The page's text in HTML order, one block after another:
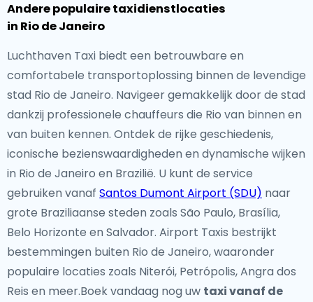
Andere populaire taxidienstlocaties
in Rio de Janeiro
Luchthaven Taxi biedt een betrouwbare en
comfortabele transportoplossing binnen de levendige
stad Rio de Janeiro. Navigeer gemakkelijk door de stad
dankzij professionele chauffeurs die Rio van binnen en
van buiten kennen. Ontdek de rijke geschiedenis,
iconische bezienswaardigheden en dynamische wijken
in Rio de Janeiro en Brazilië. U kunt de service
gebruiken vanaf Santos Dumont Airport (SDU) naar
grote Braziliaanse steden zoals São Paulo, Brasília,
Belo Horizonte en Salvador. Airport Taxis bestrijkt
bestemmingen buiten Rio de Janeiro, waaronder
populaire locaties zoals Niterói, Petrópolis, Angra dos
Reis en meer.Boek vandaag nog uw taxi vanaf de